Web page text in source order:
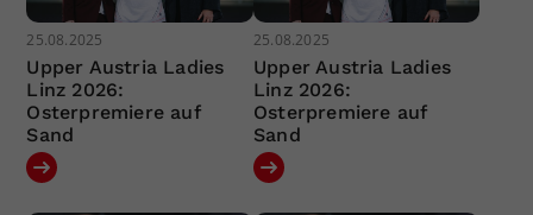
25.08.2025
Upper Austria Ladies
Linz 2026:
Osterpremiere auf
Sand
25.08.2025
Upper Austria Ladies
Linz 2026:
Osterpremiere auf
Sand